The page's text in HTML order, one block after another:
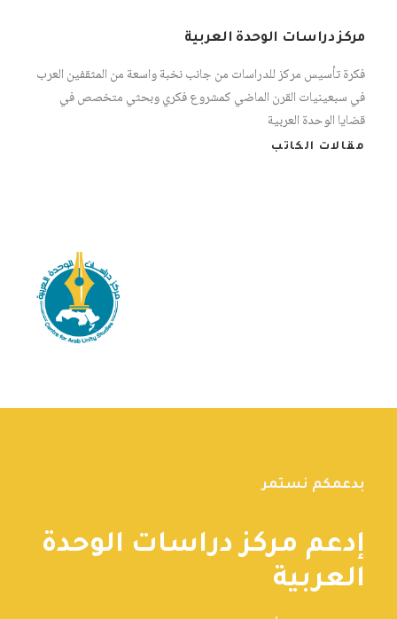
مركز دراسات الوحدة العربية
فكرة تأسيس مركز للدراسات من جانب نخبة واسعة من المثقفين العرب
في سبعينيات القرن الماضي كمشروع فكري وبحثي متخصص في
قضايا الوحدة العربية
مقالات الكاتب
بدعمكم نستمر
إدعم مركز دراسات الوحدة
العربية